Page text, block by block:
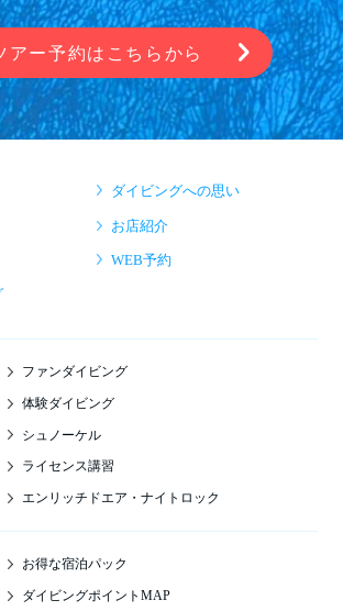
アー予約はこちらから
ダイビングへの思い
お店紹介
WEB予約
ファンダイビング
体験ダイビング
シュノーケル
ライセンス講習
エンリッチドエア・ナイトロック
お得な宿泊パック
ダイビングポイントMAP